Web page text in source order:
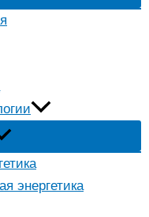
энергетика